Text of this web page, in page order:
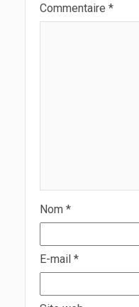
Commentaire *
Nom *
E-mail *